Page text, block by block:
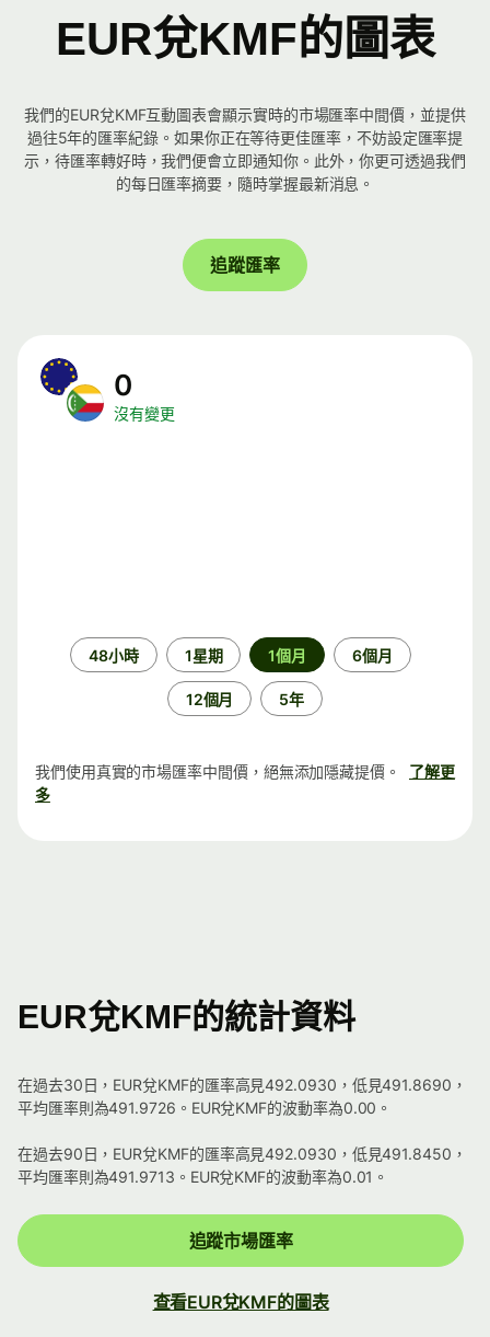
EUR兌KMF的圖表
我們的EUR兌KMF互動圖表會顯示實時的市場匯率中間價，並提供
過往5年的匯率紀錄。如果你正在等待更佳匯率，不妨設定匯率提
示，待匯率轉好時，我們便會立即通知你。此外，你更可透過我們
的每日匯率摘要，隨時掌握最新消息。
追蹤匯率
0
沒有變更
48小時 1星期 1個月 6個月
12個月 5年
我們使用真實的市場匯率中間價，絕無添加隱藏提價。
了解更
多
EUR兌KMF的統計資料
在過去30日，EUR兌KMF的匯率高見492.0930，低見491.8690，
平均匯率則為491.9726。EUR兌KMF的波動率為0.00。
在過去90日，EUR兌KMF的匯率高見492.0930，低見491.8450，
平均匯率則為491.9713。EUR兌KMF的波動率為0.01。
追蹤市場匯率
查看EUR兌KMF的圖表